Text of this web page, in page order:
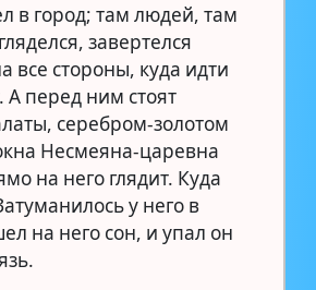
в город; там людей, там
завертелся
все стороны, куда идти
А перед ним стоят
серебром-золотом
Несмеяна-царевна
на него глядит. Куда
у него в
на него сон, и упал он